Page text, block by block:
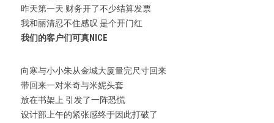
昨天第一天 财务开了不少结算发票
我和丽清忍不住感叹 是个开门红
我们的客户们可真NICE
向寒与小小朱从金城大厦量完尺寸回来
带回来一对米奇与米妮头套
放在书架上 引发了一阵恐慌
设计部上午的紧张感终于因此打破了